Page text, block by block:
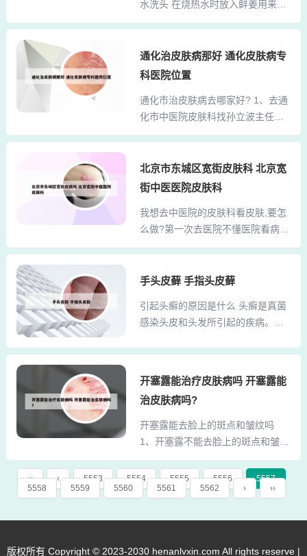
省市级医院没看好的病...
分类，而且产品种类很杂乱无章。
为了让用户更方便地浏览和购买他
这种产品分类的形式。3、可能卖家
店铺被关了，店铺有违规操作被淘
价，超低于同行产品，被淘宝平台
试为店铺违规，直...
水洗头 在烧热水时放入鲜姜用来洗
头，可有效去除头皮屑。方法：洗
手轻轻按摩头皮，然后再用清水洗
净，用毛巾擦干。第二天再用洗发
间就会看到效果了。问题九：去头
屑最有效的办法 建议在温水中滴几
滴白醋，一周使用3次，可以减少头
合使用大品牌的去屑洗发水，推荐
用海飞丝去屑洗发水，它不仅能清
发。根治头皮屑最有效的方法1 五
个小偏方彻底根治头...
通化治皮肤病那好 通化皮肤病专
科医院位置
通化市治皮肤病去哪家好? 1、去通
化市中医院皮肤科找孙立波主任。
我的皮肤病是在通化市中医院治好
专治皮肤病，百货大楼前行50米。
3、如果是看皮肤病的话 建议你去
氡泉） 疗养院 那里的温泉水治疗皮
肤病的疗效和好的 城市开的那些SP
A 水疗啊 都是骗人的。4、吉林市
附属看看，那的专家比较权威，姐
哪里看皮肤病的效果比较好? 1、上
海看皮肤科比较好的医院包括：
复...
北京市东城区宽街皮肤科 北京宽
街中医医院皮肤科
我想去中医院的皮肤科看皮肤,要怎
么做?第一次去医院不懂医院看病的
流程... 1、分两种情况如果您直接去
填写病历表，然后为你安排相对应
给您出治疗方案。2、先办卡，一张
是磁卡，一张是病历卡；挂号，你
生局网上预约挂号网站和010-114
电话预约·你自己查询··但最近的号
别死等专家号。宽街中医研究院咨
询电话 等级：三级甲等 地址...
手头皮藓 手指头皮藓
引起头癣的原因是什么 头癣是真菌
感染头皮和头发所引起的疾病。患
屑或大片的黄痂，还可引起头发折
至所剩无几，即人们所说的“癞痢
头”。与个人的生活习惯有关：在生
活中一些人非常不注意自己的生活
习惯，尤其一些孩子，玩耍之后通
汗，要知道头癣是由于真菌传染上
的，所以给位家长平时一定要注意
因： 脂溢性皮炎：脂溢性皮炎是引
在成年人群中，表现为头皮...
开塞露能治疗皮肤病吗 开塞露能
治皮肤病吗?
开塞露能去脸上的斑点和皱纹吗
1、开塞露不能去脸上的斑点和皱
纹。开塞露的主要成分就是普通的
保湿剂甘油（丙三醇），甘油大家
应该都不陌生，很多保湿的乳液和
个高性价比的保湿剂，去皱纹不可
‹‹ ‹ 5553 5554 5555 5556
5557
5558
5559 5560 5561 5562 › ››
版权所有 Copyright © 2023-2030 henanlvxin.com All rights reserve |